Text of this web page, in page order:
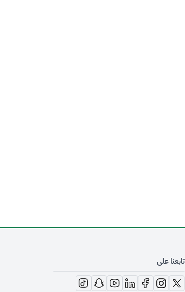
تابعنا على
opens in new window
opens in new window
opens in new window
opens in new window
opens in new window
opens in new window
opens in new window